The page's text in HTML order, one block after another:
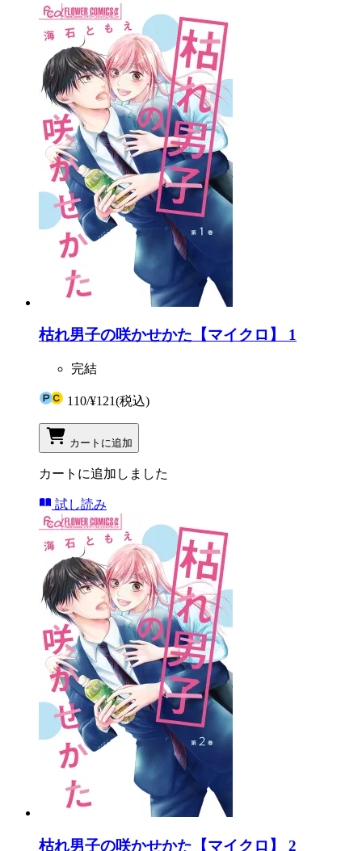
枯れ男子の咲かせかた【マイクロ】 1
完結
110/¥121(税込)
カートに追加
カートに追加しました
試し読み
枯れ男子の咲かせかた【マイクロ】 2